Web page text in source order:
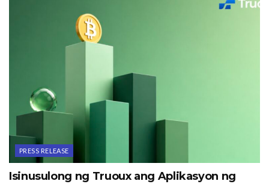
PRESS RELEASE
Isinusulong ng Truoux ang Aplikasyon ng